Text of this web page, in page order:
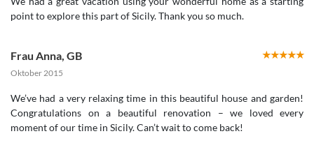
point to explore this part of Sicily. Thank you so much.
Frau Anna GB
Oktober 2015
We’ve had a very relaxing time in this beautiful house and garden!
Congratulations on a beautiful renovation – we loved every
moment of our time in Sicily. Can’t wait to come back!